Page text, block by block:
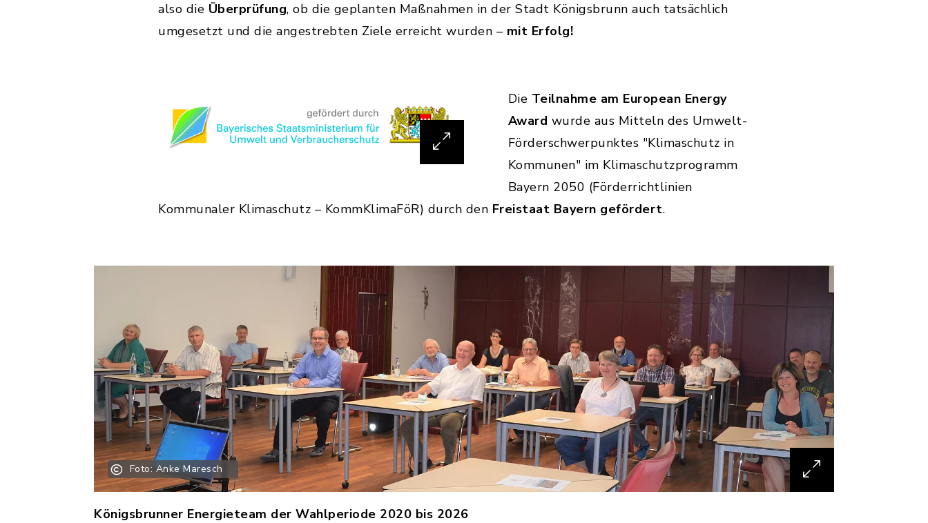
also die Überprüfung, ob die geplanten Maßnahmen in der Stadt Königsbrunn auch tatsächlich
umgesetzt und die angestrebten Ziele erreicht wurden – mit Erfolg!
Die Teilnahme am European Energy
Award wurde aus Mitteln des Umwelt-
Förderschwerpunktes "Klimaschutz in
Kommunen" im Klimaschutzprogramm
Bayern 2050 (Förderrichtlinien
Kommunaler Klimaschutz – KommKlimaFöR) durch den Freistaat Bayern gefördert.
Foto: Anke Maresch
Königsbrunner Energieteam der Wahlperiode 2020 bis 2026